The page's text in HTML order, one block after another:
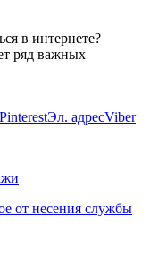
в интернете?
ряд важных
PinterestЭл. адресViber
от несения службы